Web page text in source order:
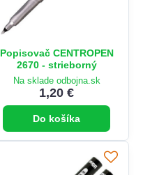
Popisovač CENTROPEN
2670 - strieborný
Na sklade odbojna.sk
1,20 €
Do košíka